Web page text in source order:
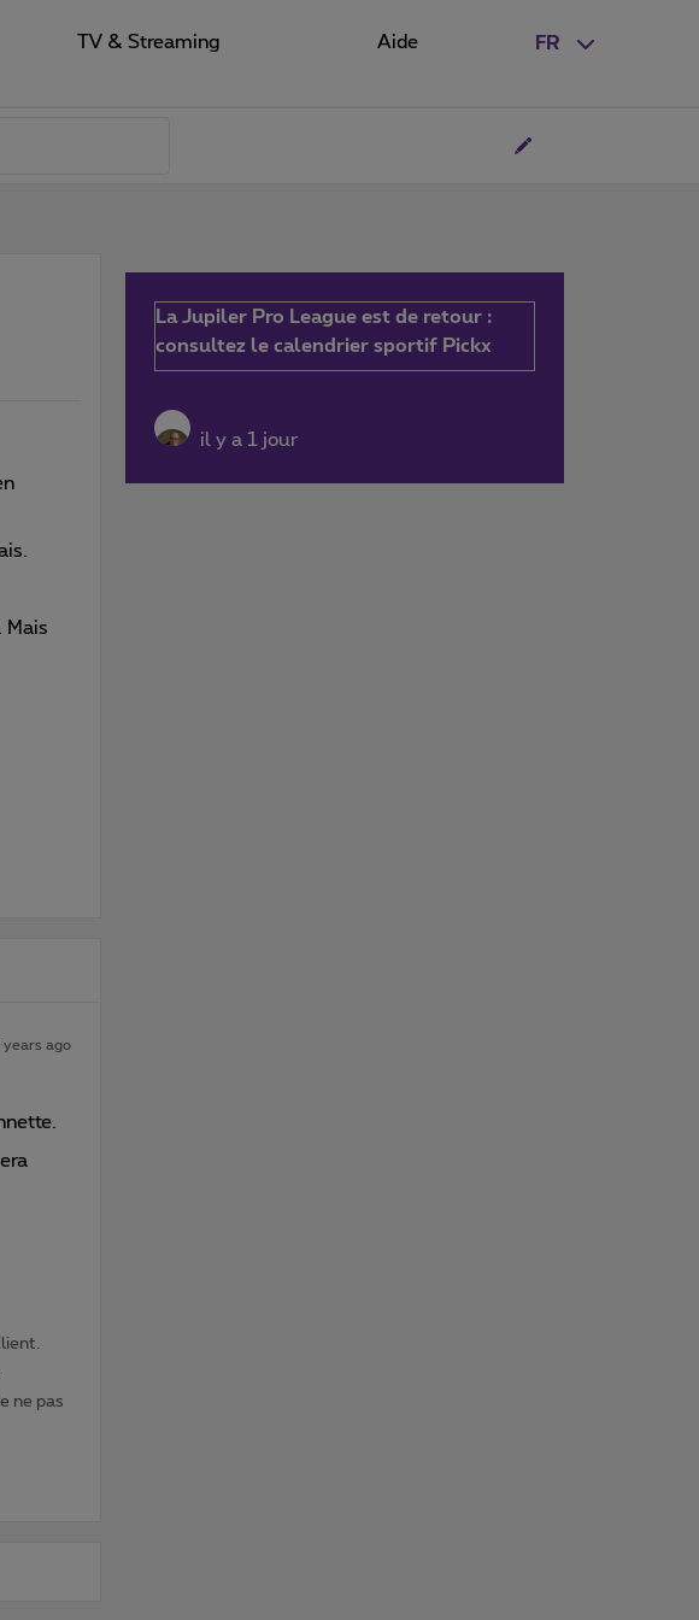
FR
TV & Streaming Aide
Mais
ago
ne pas
La Jupiler Pro League est de retour :
consultez le calendrier sportif Pickx
il y a 1 jour